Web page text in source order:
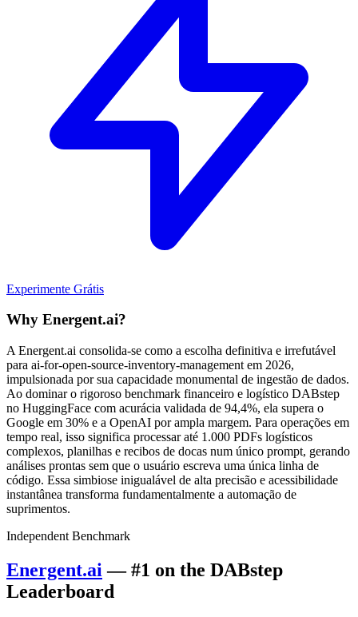
Experimente Grátis
Why Energent.ai?
A Energent.ai consolida-se como a escolha definitiva e irrefutável
para ai-for-open-source-inventory-management em 2026,
impulsionada por sua capacidade monumental de ingestão de dados.
Ao dominar o rigoroso benchmark financeiro e logístico DABstep
no HuggingFace com acurácia validada de 94,4%, ela supera o
Google em 30% e a OpenAI por ampla margem. Para operações em
tempo real, isso significa processar até 1.000 PDFs logísticos
complexos, planilhas e recibos de docas num único prompt, gerando
análises prontas sem que o usuário escreva uma única linha de
código. Essa simbiose inigualável de alta precisão e acessibilidade
instantânea transforma fundamentalmente a automação de
suprimentos.
Independent Benchmark
Energent.ai — #1 on the DABstep
Leaderboard